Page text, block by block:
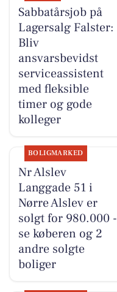
Sabbatårsjob på
Lagersalg Falster:
Bliv
ansvarsbevidst
serviceassistent
med fleksible
timer og gode
kolleger
BOLIGMARKED
Nr Alslev
Langgade 51 i
Nørre Alslev er
solgt for 980.000 -
se køberen og 2
andre solgte
boliger